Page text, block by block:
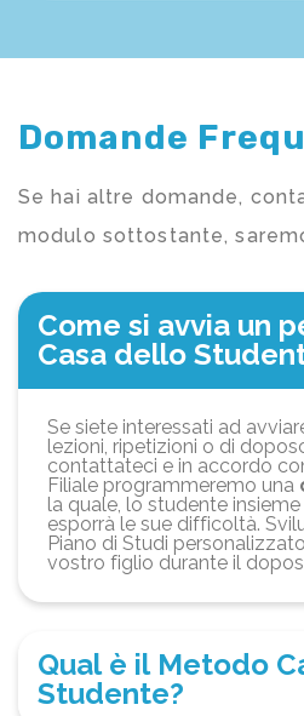
Domande
Se hai altre domande,
modulo sottostante,
Come si avvia un
Casa dello
Se siete interessati ad
lezioni, ripetizioni o di
contattateci e in accordo
Filiale programmeremo una
la quale, lo studente
esporrà le sue difficoltà.
Piano di Studi
vostro figlio durante il
Qual è il Metodo
Studente?